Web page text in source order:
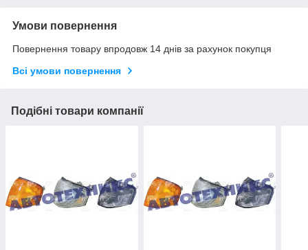
Умови повернення
Повернення товару впродовж 14 днів за рахунок покупця
Всі умови повернення
Подібні товари компанії